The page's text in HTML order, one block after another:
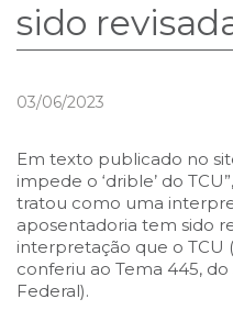
sido
03/06/2023
Em texto publicado no
impede o ‘drible’ do
tratou como uma
aposentadoria tem sido
interpretação que o TCU
conferiu ao Tema 445,
Federal).